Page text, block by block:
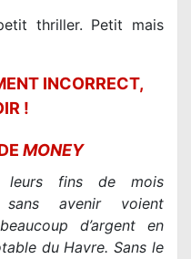
thriller. Petit mais
INCORRECT,
!
MONEY
leurs fins de mois
avenir voient
d’argent en
du Havre. Sans le